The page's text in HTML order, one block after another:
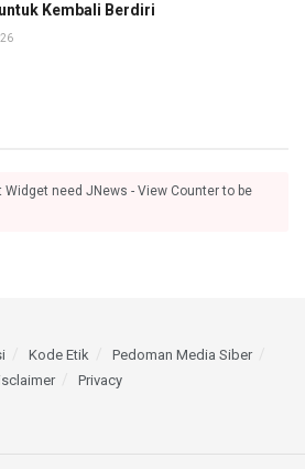
Kembali Berdiri
Widget need JNews - View Counter to be
Kode Etik
Pedoman Media Siber
Privacy